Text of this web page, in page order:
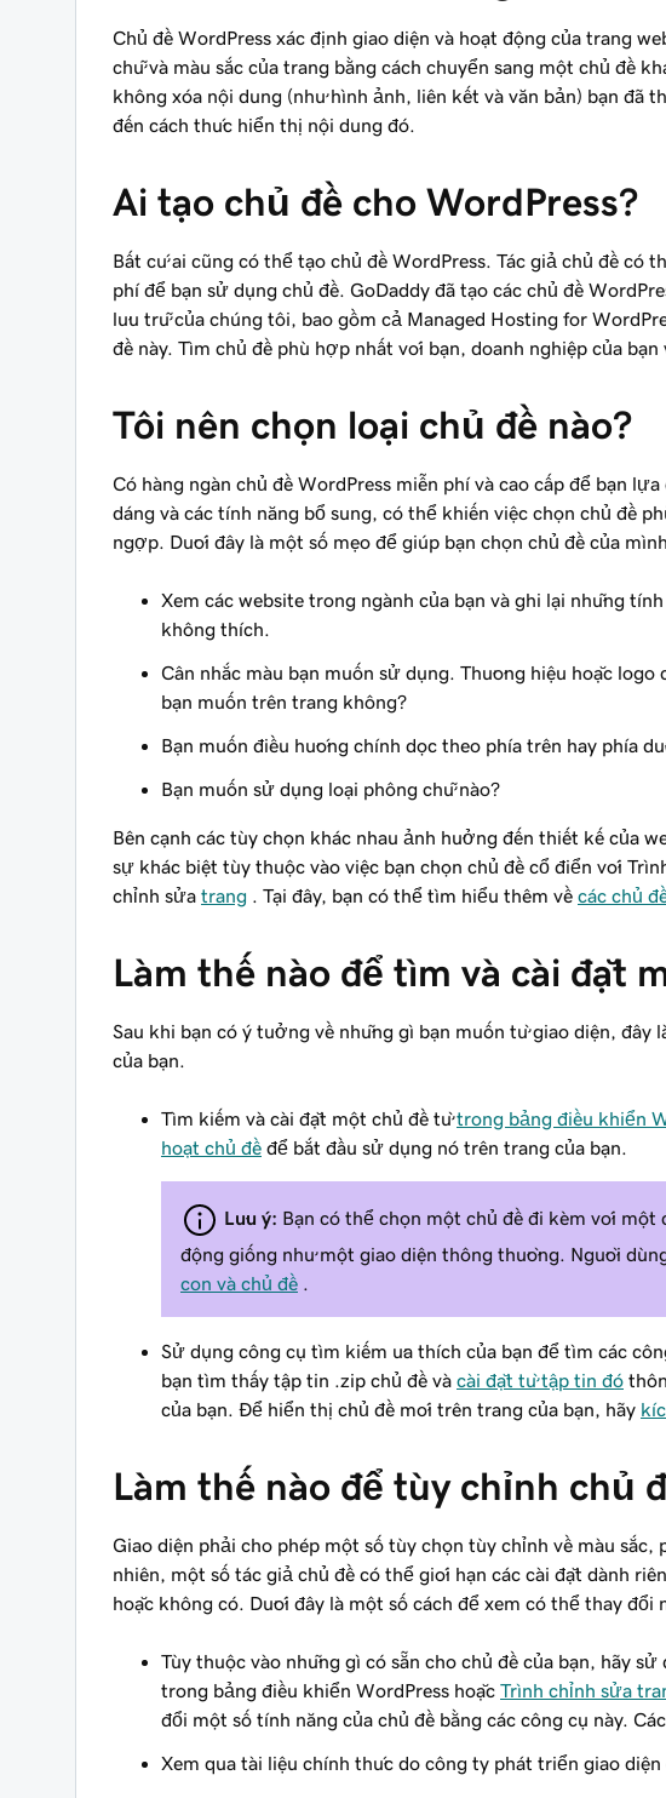
Chủ đề WordPress xác định giao diện và hoạt động của trang
chữ và màu sắc của trang bằng cách chuyển sang một chủ đề
không xóa nội dung (như hình ảnh, liên kết và văn bản) bạn đã
đến cách thức hiển thị nội dung đó.
Ai tạo chủ đề cho WordPress?
Bất cứ ai cũng có thể tạo chủ đề WordPress. Tác giả chủ đề có
phí để bạn sử dụng chủ đề. GoDaddy đã tạo các chủ đề
lưu trữ của chúng tôi, bao gồm cả Managed Hosting for
đề này. Tìm chủ đề phù hợp nhất với bạn, doanh nghiệp của bạn
Tôi nên chọn loại chủ đề nào?
Có hàng ngàn chủ đề WordPress miễn phí và cao cấp để bạn
dáng và các tính năng bổ sung, có thể khiến việc chọn chủ đề
ngợp. Dưới đây là một số mẹo để giúp bạn chọn chủ đề của
Xem các website trong ngành của bạn và ghi lại những
không thích.
Cân nhắc màu bạn muốn sử dụng. Thương hiệu hoặc
bạn muốn trên trang không?
Bạn muốn điều hướng chính dọc theo phía trên hay phía
Bạn muốn sử dụng loại phông chữ nào?
Bên cạnh các tùy chọn khác nhau ảnh hưởng đến thiết kế của
sự khác biệt tùy thuộc vào việc bạn chọn chủ đề cổ điển với
chỉnh sửa trang . Tại đây, bạn có thể tìm hiểu thêm về các chủ
Làm thế nào để tìm và cài đặt
Sau khi bạn có ý tưởng về những gì bạn muốn từ giao diện, đây
của bạn.
Tìm kiếm và cài đặt một chủ đề từtrong bảng điều khiển
hoạt chủ đề để bắt đầu sử dụng nó trên trang của bạn.
Lưu ý: Bạn có thể chọn một chủ đề đi kèm với một
động giống như một giao diện thông thường. Người
con và chủ đề
Sử dụng công cụ tìm kiếm ưa thích của bạn để tìm các
bạn tìm thấy tập tin .zip chủ đề và cài đặt từ tập tin đó
của bạn. Để hiển thị chủ đề mới trên trang của bạn, hãy
Làm thế nào để tùy chỉnh chủ
Giao diện phải cho phép một số tùy chọn tùy chỉnh về màu sắc,
nhiên, một số tác giả chủ đề có thể giới hạn các cài đặt dành
hoặc không có. Dưới đây là một số cách để xem có thể thay đổi
Tùy thuộc vào những gì có sẵn cho chủ đề của bạn, hãy sử
trong bảng điều khiển WordPress hoặc Trình chỉnh sửa
đổi một số tính năng của chủ đề bằng các công cụ này.
Xem qua tài liệu chính thức do công ty phát triển giao diện